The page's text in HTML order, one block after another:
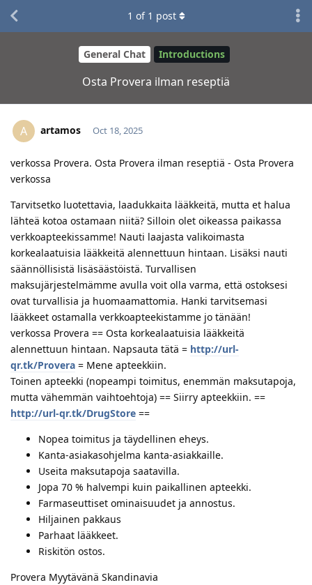
General Chat Introductions
Osta Provera ilman reseptiä
1 of 1 post
A artamos Oct 18, 2025
verkossa Provera. Osta Provera ilman reseptiä - Osta Provera
verkossa
Tarvitsetko luotettavia, laadukkaita lääkkeitä, mutta et halua
lähteä kotoa ostamaan niitä? Silloin olet oikeassa paikassa
verkkoapteekissamme! Nauti laajasta valikoimasta
korkealaatuisia lääkkeitä alennettuun hintaan. Lisäksi nauti
säännöllisistä lisäsäästöistä. Turvallisen
maksujärjestelmämme avulla voit olla varma, että ostoksesi
ovat turvallisia ja huomaamattomia. Hanki tarvitsemasi
lääkkeet ostamalla verkkoapteekistamme jo tänään!
verkossa Provera == Osta korkealaatuisia lääkkeitä
alennettuun hintaan. Napsauta tätä = http://url-
qr.tk/Provera = Mene apteekkiin.
Toinen apteekki (nopeampi toimitus, enemmän maksutapoja,
mutta vähemmän vaihtoehtoja) == Siirry apteekkiin. ==
http://url-qr.tk/DrugStore ==
Nopea toimitus ja täydellinen eheys.
Kanta-asiakasohjelma kanta-asiakkaille.
Useita maksutapoja saatavilla.
Jopa 70 % halvempi kuin paikallinen apteekki.
Farmaseuttiset ominaisuudet ja annostus.
Hiljainen pakkaus
Parhaat lääkkeet.
Riskitön ostos.
Provera Myytävänä Skandinavia